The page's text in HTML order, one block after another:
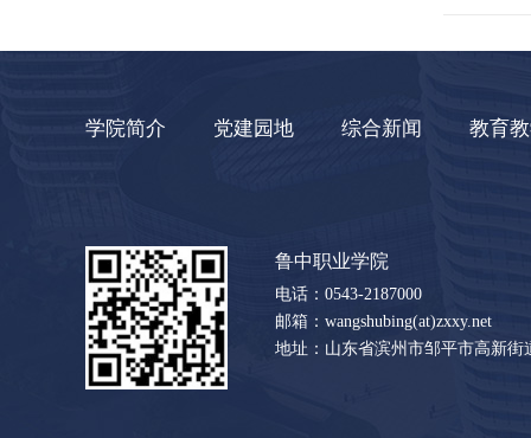
学院简介 党建园地 综合新闻 教育
鲁中职业学院
电话：0543-2187000
邮箱：wangshubing(at)zxxy.net
地址：山东省滨州市邹平市高新街